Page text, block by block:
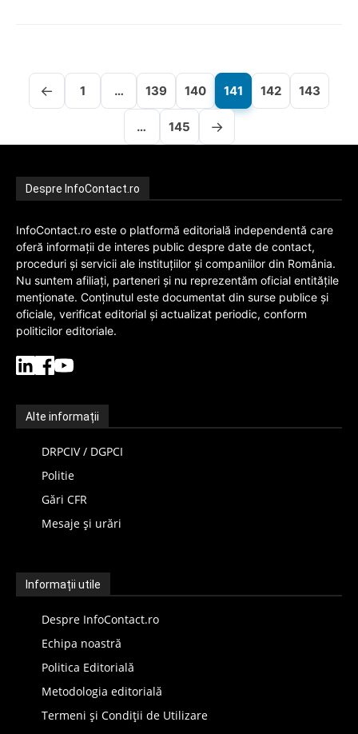
← 1 … 139 140 141 142 143
… 145 →
Despre InfoContact.ro
InfoContact.ro este o platformă editorială independentă care
oferă informații de interes public despre date de contact,
proceduri și servicii ale instituțiilor și companiilor din România.
Nu suntem afiliați, parteneri și nu reprezentăm oficial entitățile
menționate. Conținutul este documentat din surse publice și
oficiale, verificat editorial și actualizat periodic, conform
politicilor editoriale.
Alte informații
DRPCIV / DGPCI
Politie
Gări CFR
Mesaje și urări
Informații utile
Despre InfoContact.ro
Echipa noastră
Politica Editorială
Metodologia editorială
Termeni și Condiții de Utilizare